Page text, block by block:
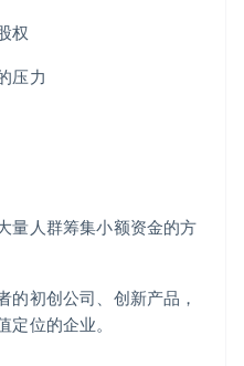
权
压力
量人群筹集小额资金的方
的初创公司、创新产品，
位的企业。